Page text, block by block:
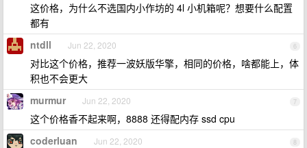
这价格，为什么不选国内小作坊的 4l 小机箱呢？想要什么配置
都有
6
ntdll Jun 22, 2020
对比这个价格，推荐一波妖版华擎，相同的价格，啥都能上，体
积也不会更大
7
murmur Jun 22, 2020
这个价格香不起来啊，8888 还得配内存 ssd cpu
8
coderluan Jun 22, 2020